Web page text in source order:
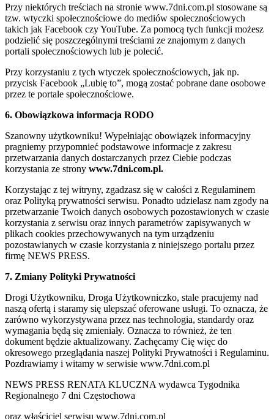
Przy niektórych treściach na stronie www.7dni.com.pl stosowane są
tzw. wtyczki społecznościowe do mediów społecznościowych
takich jak Facebook czy YouTube. Za pomocą tych funkcji możesz
podzielić się poszczególnymi treściami ze znajomym z danych
portali społecznościowych lub je polecić.
Przy korzystaniu z tych wtyczek społecznościowych, jak np.
przycisk Facebook „Lubię to”, mogą zostać pobrane dane osobowe
przez te portale społecznościowe.
6. Obowiązkowa informacja RODO
Szanowny użytkowniku! Wypełniając obowiązek informacyjny
pragniemy przypomnieć podstawowe informacje z zakresu
przetwarzania danych dostarczanych przez Ciebie podczas
korzystania ze strony www.7dni.com.pl.
Korzystając z tej witryny, zgadzasz się w całości z Regulaminem
oraz Polityką prywatności serwisu. Ponadto udzielasz nam zgody na
przetwarzanie Twoich danych osobowych pozostawionych w czasie
korzystania z serwisu oraz innych parametrów zapisywanych w
plikach cookies przechowywanych na tym urządzeniu
pozostawianych w czasie korzystania z niniejszego portalu przez
firmę NEWS PRESS.
7. Zmiany Polityki Prywatności
Drogi Użytkowniku, Droga Użytkowniczko, stale pracujemy nad
naszą ofertą i staramy się ulepszać oferowane usługi. To oznacza, że
zarówno wykorzystywana przez nas technologia, standardy oraz
wymagania będą się zmieniały. Oznacza to również, że ten
dokument będzie aktualizowany. Zachęcamy Cię więc do
okresowego przeglądania naszej Polityki Prywatności i Regulaminu.
Pozdrawiamy i witamy w serwisie www.7dni.com.pl
NEWS PRESS RENATA KLUCZNA wydawca Tygodnika
Regionalnego 7 dni Częstochowa
oraz właściciel serwisu www.7dni.com.pl